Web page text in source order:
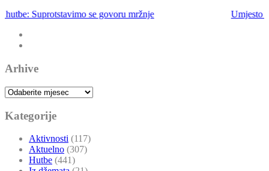
Umjesto hutbe: Ne bježimo od emaneta
Arhive
Arhive
Kategorije
Aktivnosti (117)
Aktuelno (307)
Hutbe (441)